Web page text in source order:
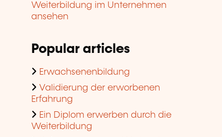
Weiterbildung im Unternehmen
ansehen
Popular articles
Erwachsenenbildung
Validierung der erworbenen
Erfahrung
Ein Diplom erwerben durch die
Weiterbildung